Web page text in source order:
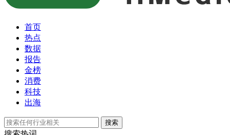
首页
热点
数据
报告
金榜
消费
科技
出海
搜索